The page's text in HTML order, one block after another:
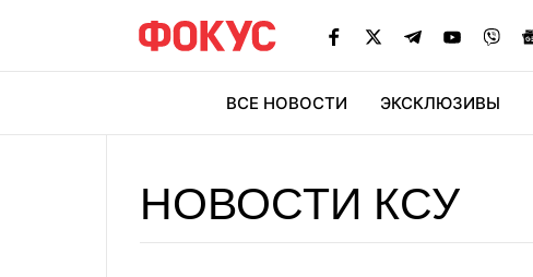
ВСЕ НОВОСТИ ЭКСКЛЮЗИВЫ
НОВОСТИ КСУ